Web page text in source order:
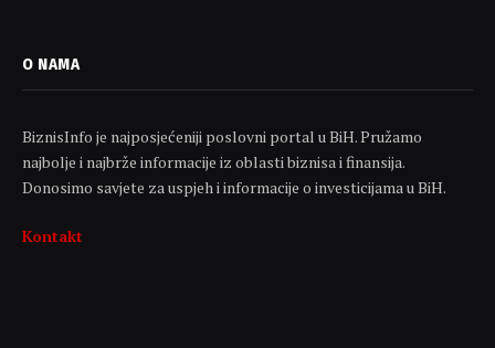
O NAMA
BiznisInfo je najposjećeniji poslovni portal u BiH. Pružamo
najbolje i najbrže informacije iz oblasti biznisa i finansija.
Donosimo savjete za uspjeh i informacije o investicijama u BiH.
Kontakt